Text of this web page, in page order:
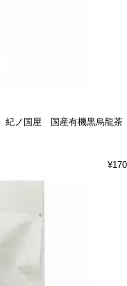
紀ノ国屋 国産有機黒烏龍茶
¥170